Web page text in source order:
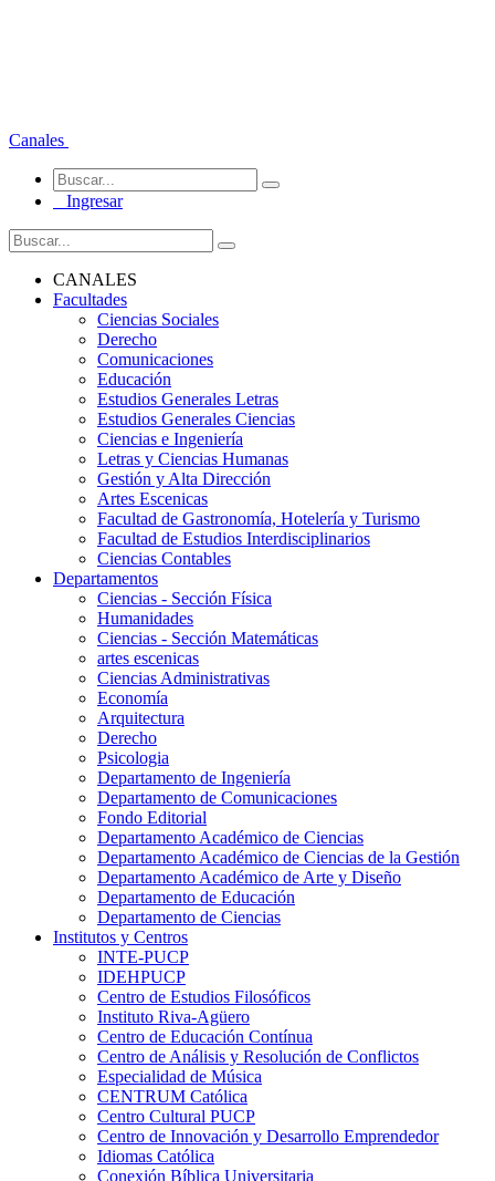
Canales
Ingresar
CANALES
Facultades
Ciencias Sociales
Derecho
Comunicaciones
Educación
Estudios Generales Letras
Estudios Generales Ciencias
Ciencias e Ingeniería
Letras y Ciencias Humanas
Gestión y Alta Dirección
Artes Escenicas
Facultad de Gastronomía, Hotelería y Turismo
Facultad de Estudios Interdisciplinarios
Ciencias Contables
Departamentos
Ciencias - Sección Física
Humanidades
Ciencias - Sección Matemáticas
artes escenicas
Ciencias Administrativas
Economía
Arquitectura
Derecho
Psicologia
Departamento de Ingeniería
Departamento de Comunicaciones
Fondo Editorial
Departamento Académico de Ciencias
Departamento Académico de Ciencias de la Gestión
Departamento Académico de Arte y Diseño
Departamento de Educación
Departamento de Ciencias
Institutos y Centros
INTE-PUCP
IDEHPUCP
Centro de Estudios Filosóficos
Instituto Riva-Agüero
Centro de Educación Contínua
Centro de Análisis y Resolución de Conflictos
Especialidad de Música
CENTRUM Católica
Centro Cultural PUCP
Centro de Innovación y Desarrollo Emprendedor
Idiomas Católica
Conexión Bíblica Universitaria